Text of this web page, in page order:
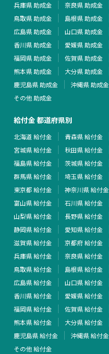
兵庫県 助成金
奈良県 助成金
鳥取県 助成金
島根県 助成金
広島県 助成金
山口県 助成金
香川県 助成金
愛媛県 助成金
福岡県 助成金
佐賀県 助成金
熊本県 助成金
大分県 助成金
鹿児島県 助成金
沖縄県 助成金
その他 助成金
給付金 都道府県別
北海道 給付金 青森県 給付金
宮城県 給付金
秋田県 給付金
福島県 給付金
茨城県 給付金
群馬県 給付金
埼玉県 給付金
東京都 給付金
神奈川県 給付金
富山県 給付金
石川県 給付金
山梨県 給付金
長野県 給付金
静岡県 給付金
愛知県 給付金
滋賀県 給付金
京都府 給付金
兵庫県 給付金
奈良県 給付金
鳥取県 給付金
島根県 給付金
広島県 給付金
山口県 給付金
香川県 給付金
愛媛県 給付金
福岡県 給付金
佐賀県 給付金
熊本県 給付金
大分県 給付金
鹿児島県 給付金
沖縄県 給付金
その他 給付金